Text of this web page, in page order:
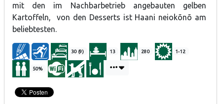
mit den im Nachbarbetrieb angebauten gelben
Kartoffeln, von den Desserts ist Haani neiokõnõ am
beliebtesten.
30 (9) 13 280 1-12
50%